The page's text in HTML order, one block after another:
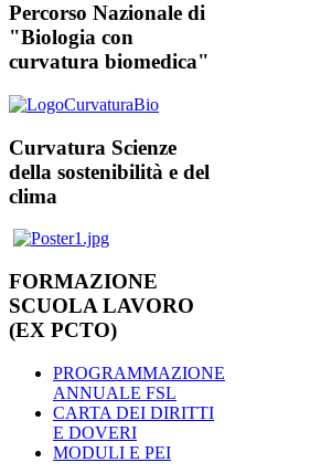
Percorso Nazionale di
"Biologia con
curvatura biomedica"
Curvatura Scienze
della sostenibilità e del
clima
FORMAZIONE
SCUOLA LAVORO
(EX PCTO)
PROGRAMMAZIONE
ANNUALE FSL
CARTA DEI DIRITTI
E DOVERI
MODULI E PEI